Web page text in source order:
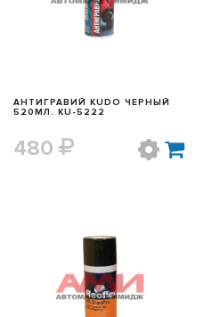
АНТИГРАВИЙ KUDO ЧЕРНЫЙ
520МЛ. KU-5222
480
БЫСТРЫЙ ПРОСМОТР